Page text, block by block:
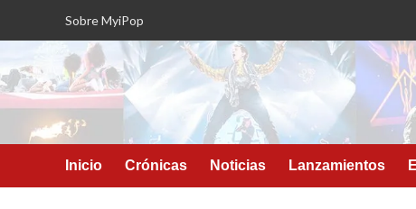
Sobre MyiPop
Inicio Crónicas Noticias Lanzamientos